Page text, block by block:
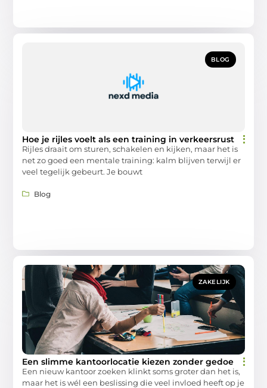
BLOG
Hoe je rijles voelt als een training in verkeersrust
Rijles draait om sturen, schakelen en kijken, maar het is
net zo goed een mentale training: kalm blijven terwijl er
veel tegelijk gebeurt. Je bouwt
Blog
ZAKELIJK
Een slimme kantoorlocatie kiezen zonder gedoe
Een nieuw kantoor zoeken klinkt soms groter dan het is,
maar het is wél een beslissing die veel invloed heeft op je